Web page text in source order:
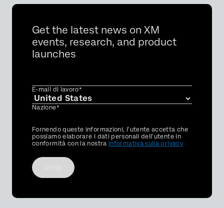
Get the latest news on XM
events, research, and product
launches
E-mail di lavoro*
Nazione*
Privacy
Optin
Fornendo queste informazioni, l'utente accetta che
possiamo elaborare i dati personali dell'utente in
conformità con la nostra Informativa sulla privacy